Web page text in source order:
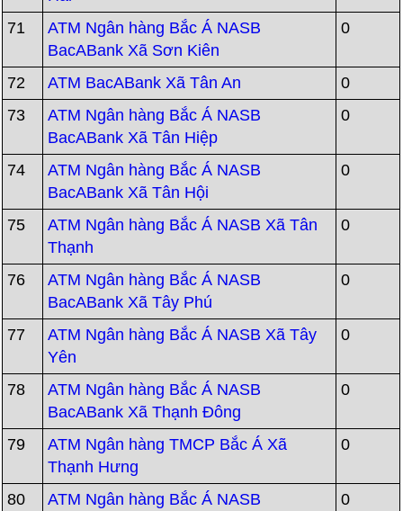
71
ATM Ngân hàng Bắc Á NASB
BacABank Xã Sơn Kiên
0
72 ATM BacABank Xã Tân An
0
73
ATM Ngân hàng Bắc Á NASB
BacABank Xã Tân Hiệp
0
74
ATM Ngân hàng Bắc Á NASB
BacABank Xã Tân Hội
0
75
ATM Ngân hàng Bắc Á NASB Xã Tân
Thạnh
0
76
ATM Ngân hàng Bắc Á NASB
BacABank Xã Tây Phú
0
77
ATM Ngân hàng Bắc Á NASB Xã Tây
Yên
0
78
ATM Ngân hàng Bắc Á NASB
BacABank Xã Thạnh Đông
0
79
ATM Ngân hàng TMCP Bắc Á Xã
Thạnh Hưng
0
80
ATM Ngân hàng Bắc Á NASB
0